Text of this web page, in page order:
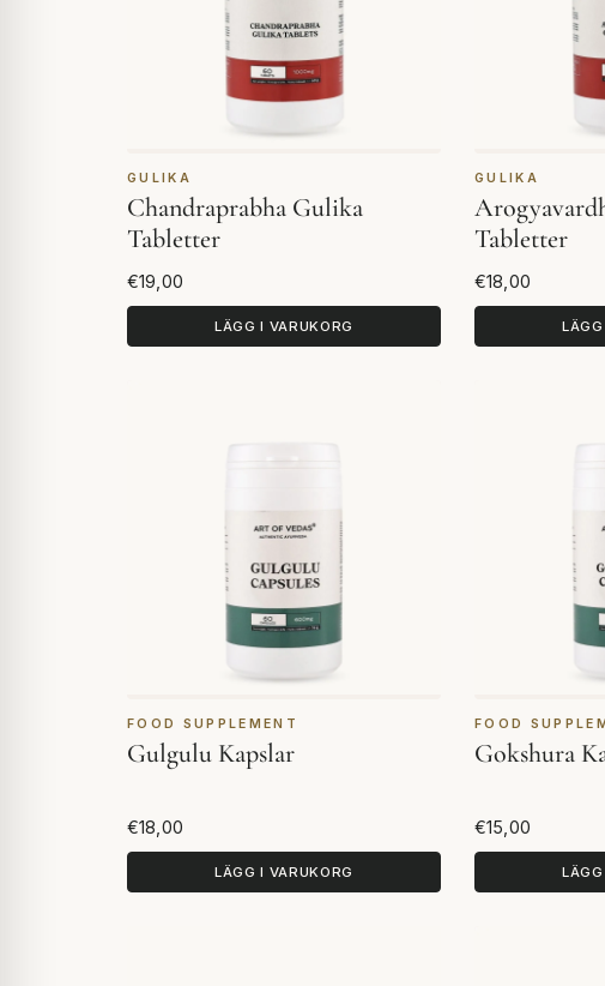
GULIKA
Chandraprabha Gulika
Tabletter
€19,00
LÄGG I VARUKORG
GULIKA
Tabletter
€18,00
FOOD SUPPLEMENT
Gulgulu Kapslar
€18,00
LÄGG I VARUKORG
FOOD
Gokshura
€15,00